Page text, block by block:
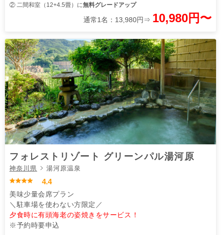
② 二間和室（12+4.5畳）に無料グレードアップ
通常1名：13,980円⇒ 10,980円〜
フォレストリゾート グリーンパル湯河原
神奈川県 湯河原温泉
4.4
美味少量会席プラン
＼駐車場を使わない方限定／
夕食時に有頭海老の姿焼きをサービス！
※予約時要申込